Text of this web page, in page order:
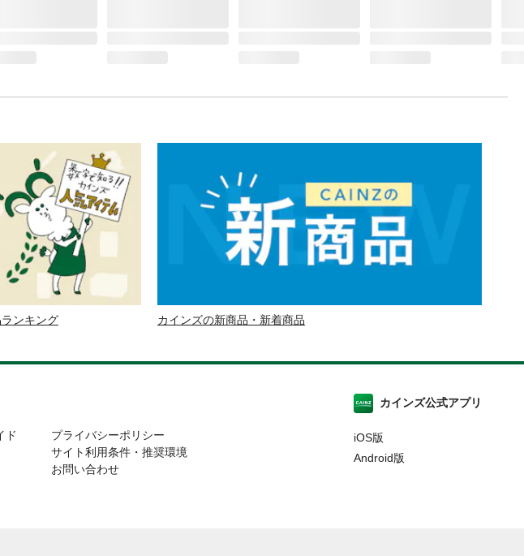
ンキング カインズの新商品・新着商品
ド
プライバシーポリシー
サイト利用条件・推奨環境
お問い合わせ
カインズ公式アプリ
iOS版
Android版